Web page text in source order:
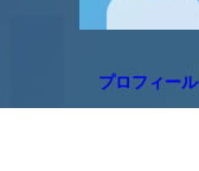
プロフィール